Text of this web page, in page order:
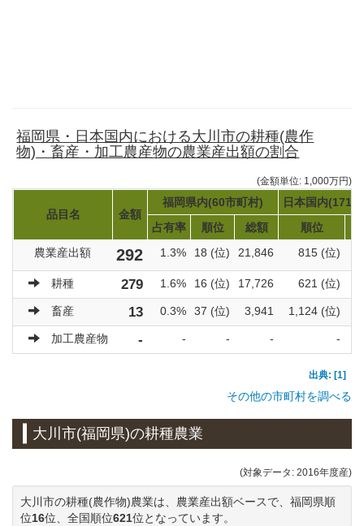
福岡県・日本国内における大川市の耕種(農作
物)・畜産・加工農産物の農業産出額の割合
(金額単位: 1,000万円)
品目名 金額
福岡県内(60市町村)
日本国内(1719
占有率
順位 総額 順位
農業産出額
292 1.3% 18 (位) 21,846 815 (位)
耕種 279 1.6% 16 (位) 17,726 621 (位)
畜産 13 0.3% 37 (位) 3,941 1,124 (位)
加工農産物 - - - - -
出典: [1]
その他の市町村を調べる
大川市(福岡県)の耕種農業
(対象データ: 2016年度産)
大川市の耕種(農作物)農業は、農業産出額ベースで、福岡県順
位16位、全国順位621位となっています。